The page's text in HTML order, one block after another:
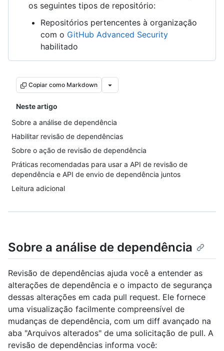
os seguintes tipos de repositório:
Repositórios pertencentes à organização
com o GitHub Advanced Security
habilitado
Copiar como Markdown
Neste artigo
Sobre a análise de dependência
Habilitar revisão de dependências
Sobre o ação de revisão de dependência
Práticas recomendadas para usar a API de revisão de
dependência e API de envio de dependência juntos
Leitura adicional
Sobre a análise de dependência
Revisão de dependências ajuda você a entender as
alterações de dependência e o impacto de segurança
dessas alterações em cada pull request. Ele fornece
uma visualização facilmente compreensível de
mudanças de dependência, com um diff avançado na
aba "Arquivos alterados" de uma solicitação de pull. A
revisão de dependências informa você: